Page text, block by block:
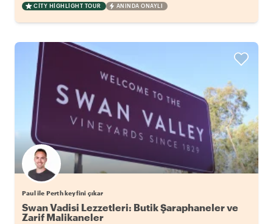
CITY HIGHLIGHT TOUR ANINDA ONAYLI
Paul ile Perth keyfini çıkar
Swan Vadisi Lezzetleri: Butik Şaraphaneler ve
Zarif Malikaneler